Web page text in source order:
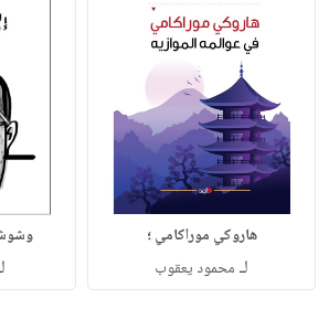
هاروكي موراكامي ؛
لـ محمود يعقوب